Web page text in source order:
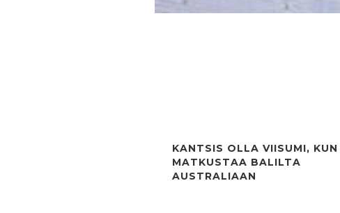
KANTSIS OLLA VIISUMI, KUN
MATKUSTAA BALILTA
AUSTRALIAAN